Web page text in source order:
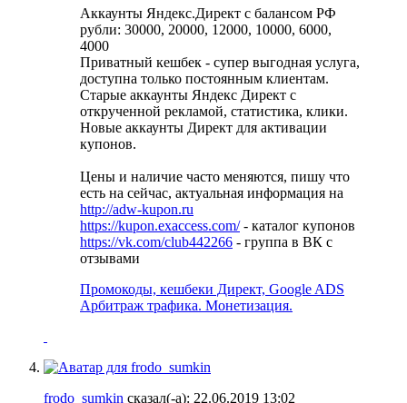
Аккаунты Яндекс.Директ с балансом РФ
рубли: 30000, 20000, 12000, 10000, 6000,
4000
Приватный кешбек - супер выгодная услуга,
доступна только постоянным клиентам.
Старые аккаунты Яндекс Директ с
открученной рекламой, статистика, клики.
Новые аккаунты Директ для активации
купонов.
Цены и наличие часто меняются, пишу что
есть на сейчас, актуальная информация на
http://adw-kupon.ru
https://kupon.exaccess.com/- каталог купонов
https://vk.com/club442266 - группа в ВК с
отзывами
Промокоды, кешбеки Директ, Google ADS
Арбитраж трафика. Монетизация.
frodo_sumkin сказал(-а): 22.06.2019 13:02